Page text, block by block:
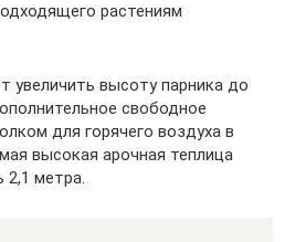
растениям
увеличить высоту парника до
свободное
для горячего воздуха в
высокая арочная теплица
метра.